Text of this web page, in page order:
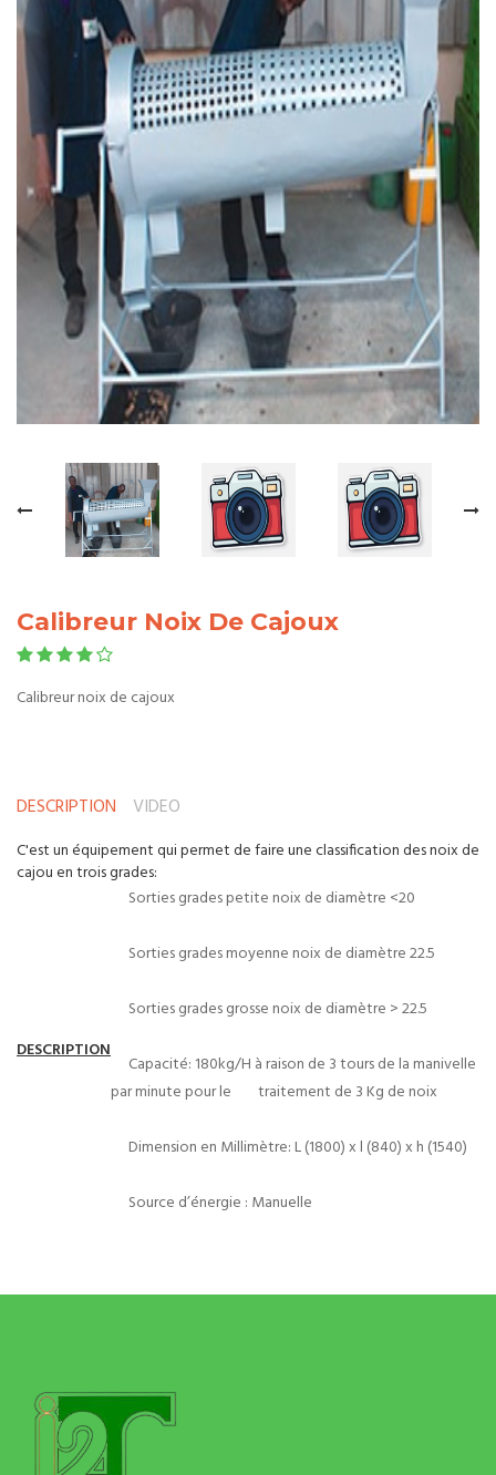
Calibreur Noix De Cajoux
Calibreur noix de cajoux
DESCRIPTION VIDEO
C'est un équipement qui permet de faire une classification des noix de
cajou en trois grades:
DESCRIPTION
Sorties grades petite noix de diamètre <20
Sorties grades moyenne noix de diamètre 22.5
Sorties grades grosse noix de diamètre > 22.5
Capacité: 180kg/H à raison de 3 tours de la manivelle
par minute pour le traitement de 3 Kg de noix
Dimension en Millimètre: L (1800) x l (840) x h (1540)
Source d’énergie : Manuelle